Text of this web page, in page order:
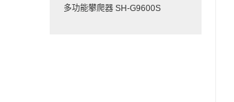
多功能攀爬器 SH-G9600S